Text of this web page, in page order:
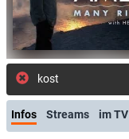
kostenlose E-M
Infos Streams im TV